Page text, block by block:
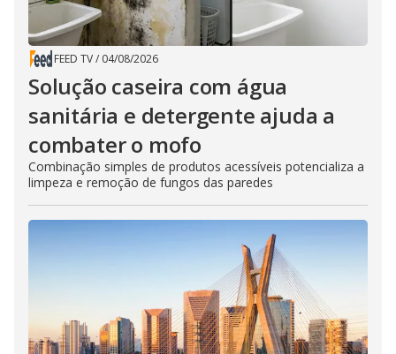
FEED TV/ 04/08/2026
Solução caseira com água
sanitária e detergente ajuda a
combater o mofo
Combinação simples de produtos acessíveis potencializa a
limpeza e remoção de fungos das paredes